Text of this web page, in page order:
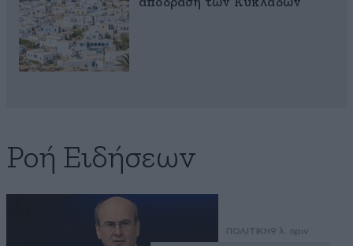
απόδραση των Κυκλάδων
Ροή Ειδήσεων
ΠΟΛΙΤΙΚΗ9 λ. πριν